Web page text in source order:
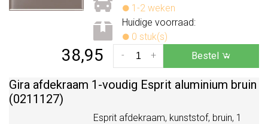
1-2 weken
Huidige voorraad:
0 stuk(s)
38,95 +
- Bestel
Gira afdekraam 1-voudig Esprit aluminium bruin
(0211127)
Esprit afdekraam, kunststof, bruin, 1